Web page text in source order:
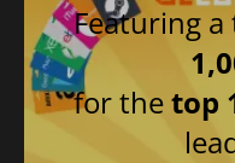
Spanska
Tyska
Koreanska
Förenklad kinesiska
Featuring
for thetop